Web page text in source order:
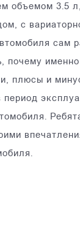
объемом 3.5
с
сам
почему
плюсы и